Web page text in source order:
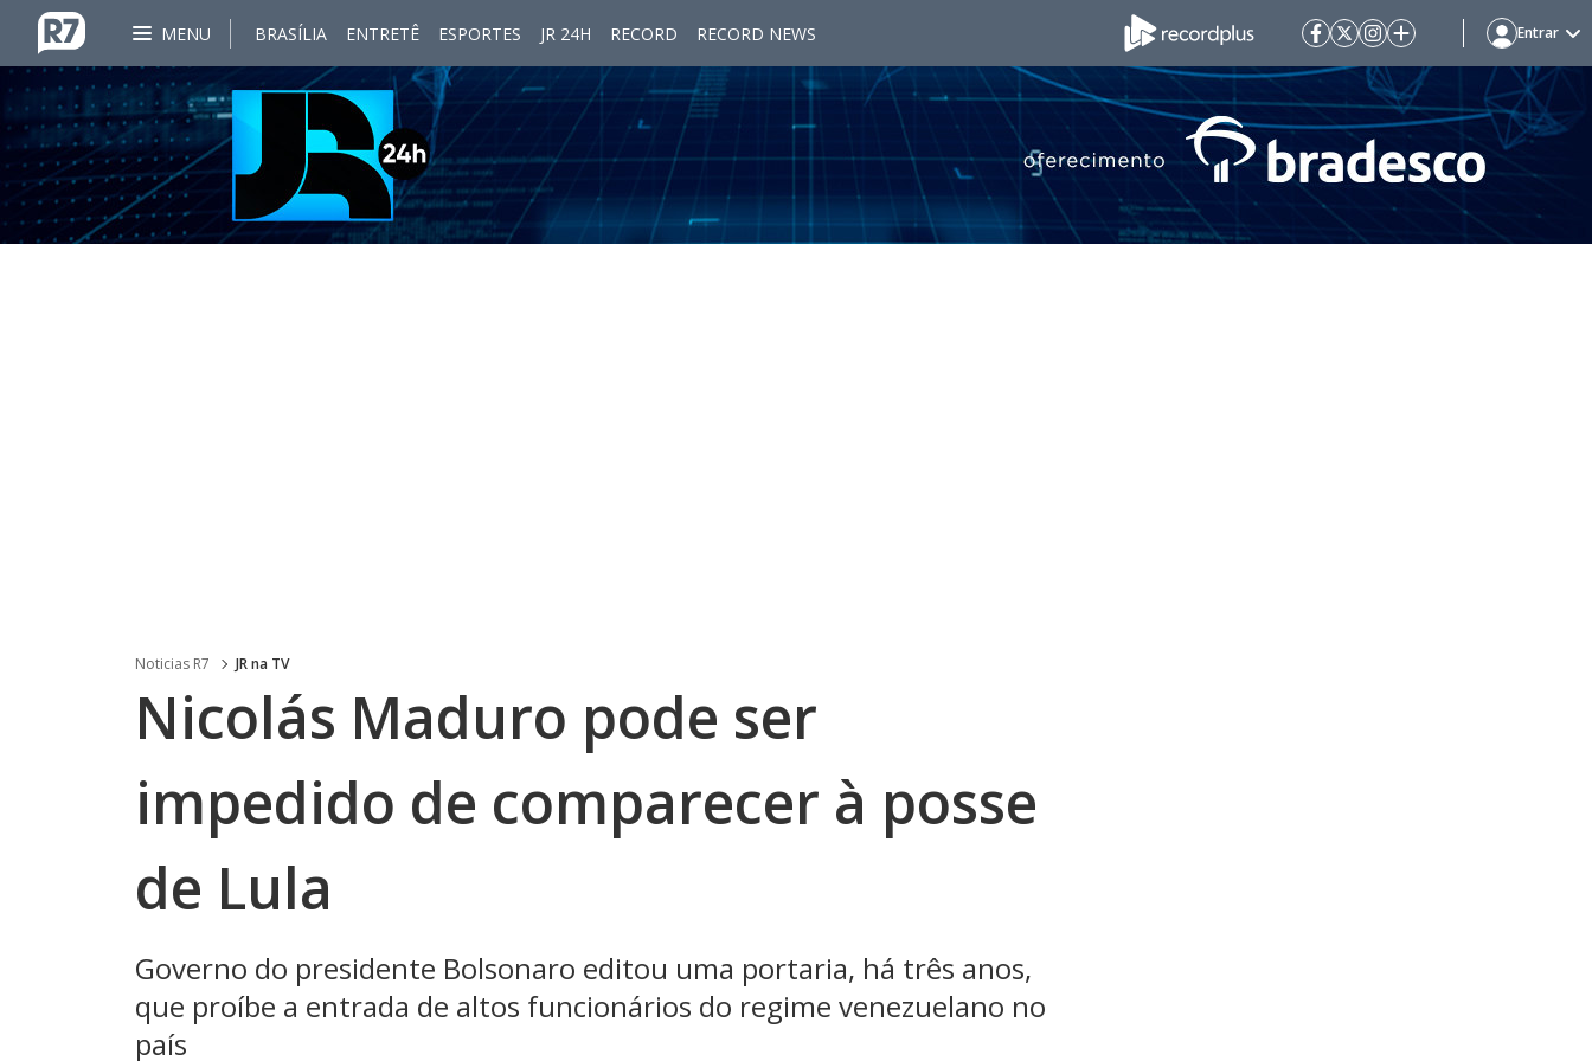
MENU BRASÍLIA ENTRETÊ ESPORTES JR 24H RECORD RECORD NEWS Entrar
Noticias R7 JR na TV
Nicolás Maduro pode ser
impedido de comparecer à posse
de Lula
Governo do presidente Bolsonaro editou uma portaria, há três anos,
que proíbe a entrada de altos funcionários do regime venezuelano no
país